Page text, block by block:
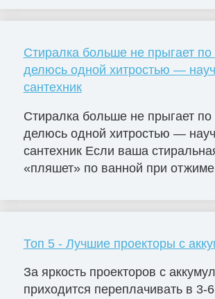
Стиралка больше не прыгает по
делюсь одной хитростью —
сантехник
Стиралка больше не прыгает по
делюсь одной хитростью —
сантехник Если ваша
«пляшет» по ванной при
Топ 5 - Лучшие проекторы с
За яркость проекторов с
приходится переплачивать в 3-